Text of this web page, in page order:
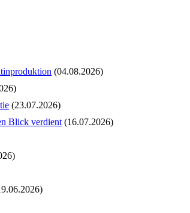
(04.08.2026)
(23.07.2026)
Blick verdient(16.07.2026)